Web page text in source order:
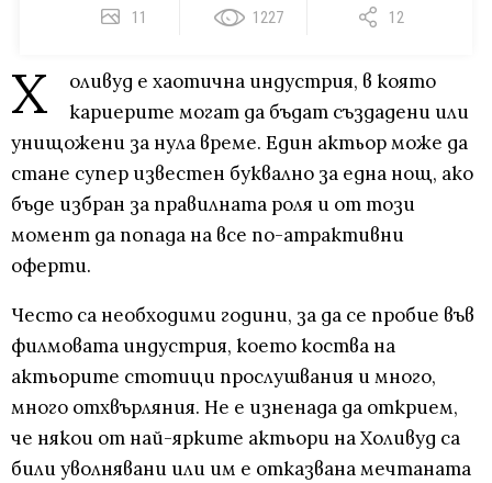
11 1227 12
Х
оливуд е хаотична индустрия, в която
кариерите могат да бъдат създадени или
унищожени за нула време. Един актьор може да
стане супер известен буквално за една нощ, ако
бъде избран за правилната роля и от този
момент да попада на все по-атрактивни
оферти.
Често са необходими години, за да се пробие във
филмовата индустрия, което коства на
актьорите стотици прослушвания и много,
много отхвърляния. Не е изненада да открием,
че някои от най-ярките актьори на Холивуд са
били уволнявани или им е отказвана мечтаната